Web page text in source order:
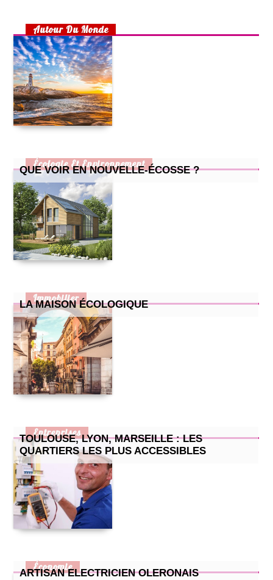
Autour Du Monde
QUE VOIR EN NOUVELLE-ÉCOSSE ?
Écologie Et Environnement
LA MAISON ÉCOLOGIQUE
Immobilier
TOULOUSE, LYON, MARSEILLE : LES
QUARTIERS LES PLUS ACCESSIBLES
Entreprises
ARTISAN ELECTRICIEN OLERONAIS
Économie